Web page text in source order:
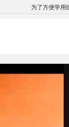
为了方便学用